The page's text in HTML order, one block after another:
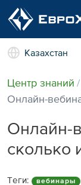
Наши удобрения
О нас
Наши
Качество от
Полевые опыты
Новости и
Казахстан
Центр знаний
Онлайн-
Онлайн-
сколько
Теги: вебинары